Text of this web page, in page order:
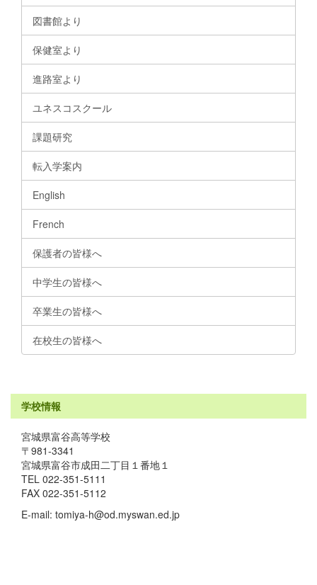
図書館より
保健室より
進路室より
ユネスコスクール
課題研究
転入学案内
English
French
保護者の皆様へ
中学生の皆様へ
卒業生の皆様へ
在校生の皆様へ
学校情報
宮城県富谷高等学校
〒981-3341
宮城県富谷市成田二丁目１番地１
TEL 022-351-5111
FAX 022-351-5112
E-mail: tomiya-h@od.myswan.ed.jp